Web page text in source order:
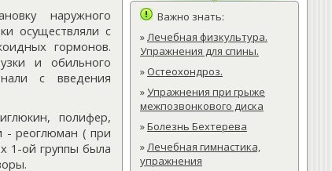
Важно знать:
»Лечебная физкультура.
Упражнения для спины.
» Остеохондроз.
»Упражнения при грыже
межпозвонкового диска
»Болезнь Бехтерева
»Лечебная гимнастика,
упражнения
наружного
осуществляли с
гормонов.
и обильного
с введения
полифер,
- реоглюман ( при
1-ой группы была